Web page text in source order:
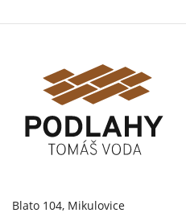
Blato 104, Mikulovice